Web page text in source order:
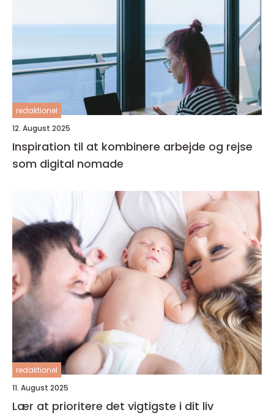
redaktionel
12. August 2025
Inspiration til at kombinere arbejde og rejse
som digital nomade
redaktionel
11. August 2025
Lær at prioritere det vigtigste i dit liv